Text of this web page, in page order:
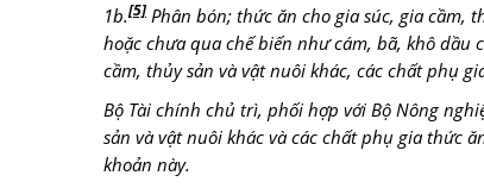
1b.[5] Phân bón; thức ăn cho gia súc, gia cầm,
hoặc chưa qua chế biến như cám, bã, khô dầu
cầm, thủy sản và vật nuôi khác, các chất phụ
Bộ Tài chính chủ trì, phối hợp với Bộ Nông
sản và vật nuôi khác và các chất phụ gia thức
khoản này.